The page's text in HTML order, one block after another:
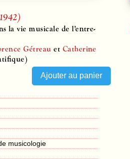
la vie musicale de l’entre-
Gétreau et Catherine
musicologie